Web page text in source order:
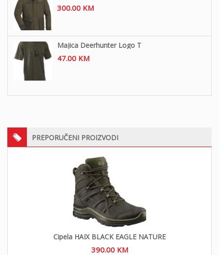
300.00 KM
Majica Deerhunter Logo T
47.00 KM
PREPORUČENI PROIZVODI
Cipela HAIX BLACK EAGLE NATURE
390.00 KM